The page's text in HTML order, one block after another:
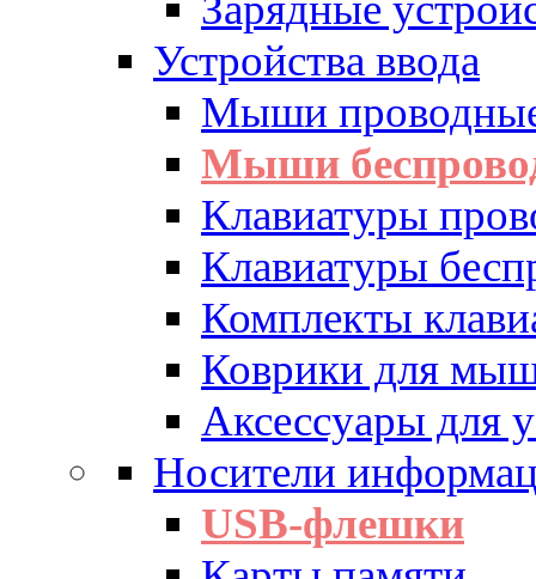
Устройства ввода
Мыши
Мыши
Клавиатуры
Клавиатуры
Комплекты
Коврики для
Аксессуары для
Носители
USB-флешки